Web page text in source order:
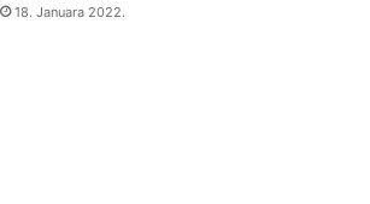
18. Januara 2022.